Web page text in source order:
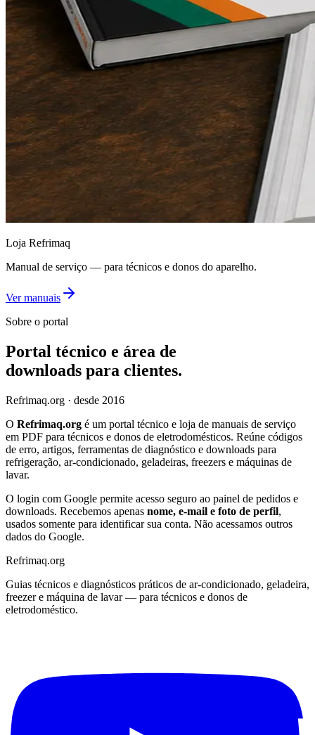
Loja Refrimaq
Manual de serviço — para técnicos e donos do aparelho.
Ver manuais
Sobre o portal
Portal técnico e área de
downloads para clientes.
Refrimaq.org · desde 2016
O Refrimaq.org é um portal técnico e loja de manuais de serviço
em PDF para técnicos e donos de eletrodomésticos. Reúne códigos
de erro, artigos, ferramentas de diagnóstico e downloads para
refrigeração, ar-condicionado, geladeiras, freezers e máquinas de
lavar.
O login com Google permite acesso seguro ao painel de pedidos e
downloads. Recebemos apenas nome, e-mail e foto de perfil,
usados somente para identificar sua conta. Não acessamos outros
dados do Google.
Refrimaq.org
Guias técnicos e diagnósticos práticos de ar-condicionado, geladeira,
freezer e máquina de lavar — para técnicos e donos de
eletrodoméstico.